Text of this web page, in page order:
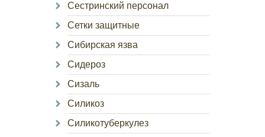
Сестринский персонал
Сетки защитные
Сибирская язва
Сидероз
Сизаль
Силикоз
Силикотуберкулез